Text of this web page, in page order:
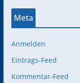
Meta
Anmelden
Eintrags-Feed
Kommentar-Feed